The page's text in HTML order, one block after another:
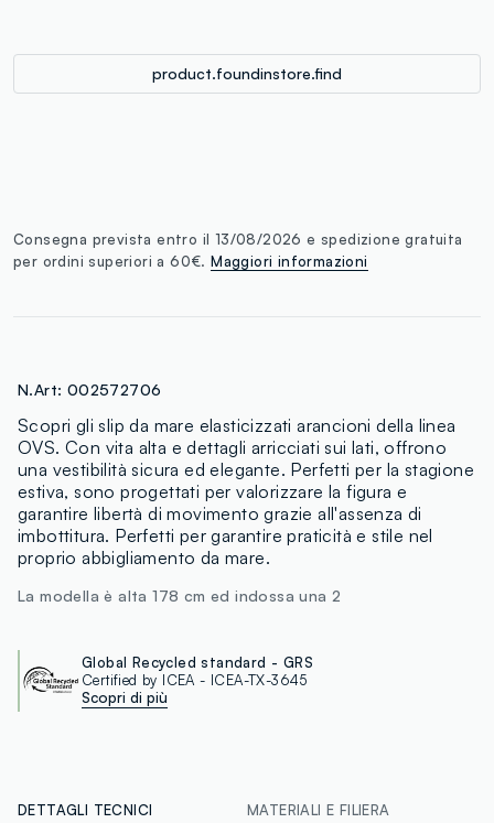
product.foundinstore.find
Consegna prevista entro il 13/08/2026 e spedizione gratuita
per ordini superiori a 60€.Maggiori informazioni
N.Art: 002572706
Scopri gli slip da mare elasticizzati arancioni della linea
OVS. Con vita alta e dettagli arricciati sui lati, offrono
una vestibilità sicura ed elegante. Perfetti per la stagione
estiva, sono progettati per valorizzare la figura e
garantire libertà di movimento grazie all'assenza di
imbottitura. Perfetti per garantire praticità e stile nel
proprio abbigliamento da mare.
La modella è alta 178 cm ed indossa una 2
Global Recycled standard - GRS
Certified by ICEA - ICEA-TX-3645
Scopri di più
DETTAGLI TECNICI MATERIALI E FILIERA